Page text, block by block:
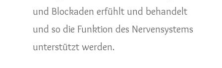
und Blockaden erfühlt und behandelt
und so die Funktion des Nervensystems
unterstützt werden.